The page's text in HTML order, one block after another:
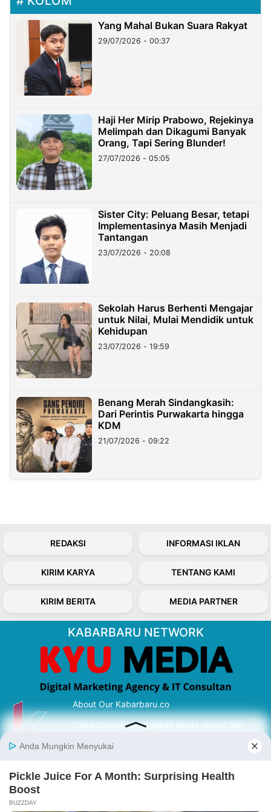
Yang Mahal Bukan Suara Rakyat
29/07/2026 - 00:37
Haji Her Mirip Prabowo, Rejekinya
Melimpah dan Dikagumi Banyak
Orang, Tapi Sering Blunder!
27/07/2026 - 05:05
Sister City: Peluang Besar, tetapi
Implementasinya Masih Menjadi
Tantangan
23/07/2026 - 20:08
Sekolah Harus Berhenti Mengajar
untuk Nilai, Mulai Mendidik untuk
Kehidupan
23/07/2026 - 19:59
Benang Merah Sindangkasih:
Dari Perintis Purwakarta hingga
KDM
21/07/2026 - 09:22
REDAKSI INFORMASI IKLAN
KIRIM KARYA TENTANG KAMI
KIRIM BERITA MEDIA PARTNER
KABARBARU NETWORK
About Our Kabarbaru.co
Kabarbaru.co menyajikan berita aktual dan
serta terverifikasi dari sumber yang tepat.
Follow Kabarbaru